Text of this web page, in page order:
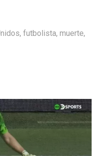
, futbolista, muerte,